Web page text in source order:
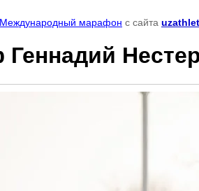
Международный марафон с сайта